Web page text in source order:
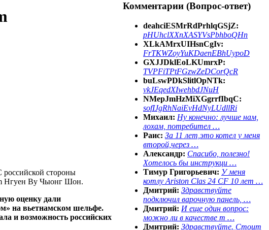
российской стороны
Нгуен Ву Чыонг Шон.
оценку дали
на вьетнамском шельфе.
и возможность российских
Комментарии (Вопрос-ответ)
deahciESMrRdPrhlqGSjZ:
pHUhclXXnXASYVsPbhboQHn
XLkAMrxUIHsnCgIv:
FrTKWZoyYuKDaenEBhUypoD
GXJJDklEoLKUmrxP:
TVPFiTPtFGzwZeDCorQcR
buLswPDkSlitlOpNTk:
vkJEqedXIwehbdJNuH
NMepJmHzMiXGgrrfIbqC:
sofIJgRhNaiEvHdNyLUdllRi
Михаил: Ну конечно: лучше нам,
лохам, потребител …
Раис: За 11 лет,это котел у меня
второй,через …
Александр: Спасибо, полезно!
Хотелось бы инструкци …
Тимур Григорьевич: У меня
котлу Ariston Clas 24 CF 10 лет …
Дмитрий: Здравствуйте
подключил варочную панель, …
Дмитрий: И еще один вопрос:
можно ли в качестве т …
Дмитрий: Здравствуйте. Стоит